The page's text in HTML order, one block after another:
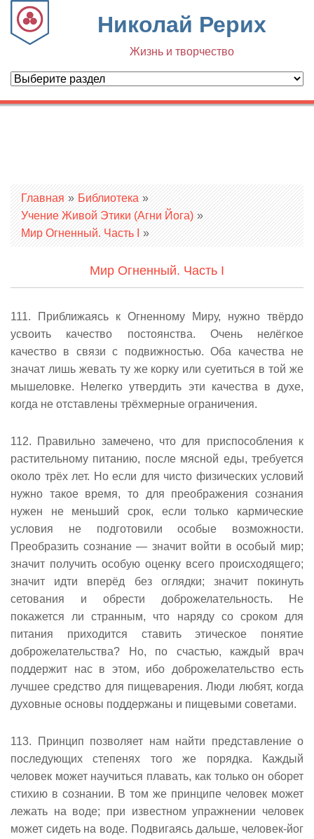
Николай Рерих
Жизнь и творчество
Вы здесь
Главная » Библиотека »
Учение Живой Этики (Агни Йога) »
Мир Огненный. Часть I »
Мир Огненный. Часть I
111. Приближаясь к Огненному Миру, нужно твëрдо
усвоить качество постоянства. Очень нелëгкое
качество в связи с подвижностью. Оба качества не
значат лишь жевать ту же корку или суетиться в той же
мышеловке. Нелегко утвердить эти качества в духе,
когда не отставлены трëхмерные ограничения.
112. Правильно замечено, что для приспособления к
растительному питанию, после мясной еды, требуется
около трëх лет. Но если для чисто физических условий
нужно такое время, то для преображения сознания
нужен не меньший срок, если только кармические
условия не подготовили особые возможности.
Преобразить сознание — значит войти в особый мир;
значит получить особую оценку всего происходящего;
значит идти вперëд без оглядки; значит покинуть
сетования и обрести доброжелательность. Не
покажется ли странным, что наряду со сроком для
питания приходится ставить этическое понятие
доброжелательства? Но, по счастью, каждый врач
поддержит нас в этом, ибо доброжелательство есть
лучшее средство для пищеварения. Люди любят, когда
духовные основы поддержаны и пищевыми советами.
113. Принцип позволяет нам найти представление о
последующих степенях того же порядка. Каждый
человек может научиться плавать, как только он оборет
стихию в сознании. В том же принципе человек может
лежать на воде; при известном упражнении человек
может сидеть на воде. Подвигаясь дальше, человек-йог